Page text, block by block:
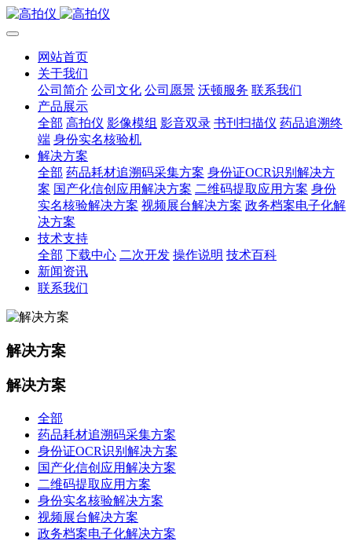
网站首页
关于我们
公司简介 公司文化 公司愿景 沃顿服务 联系我们
产品展示
全部 高拍仪 影像模组 影音双录 书刊扫描仪 药品追溯终
端 身份实名核验机
解决方案
全部 药品耗材追溯码采集方案 身份证OCR识别解决方
案 国产化信创应用解决方案 二维码提取应用方案 身份
实名核验解决方案 视频展台解决方案 政务档案电子化解
决方案
技术支持
全部 下载中心 二次开发 操作说明 技术百科
新闻资讯
联系我们
解决方案
解决方案
全部
药品耗材追溯码采集方案
身份证OCR识别解决方案
国产化信创应用解决方案
二维码提取应用方案
身份实名核验解决方案
视频展台解决方案
政务档案电子化解决方案